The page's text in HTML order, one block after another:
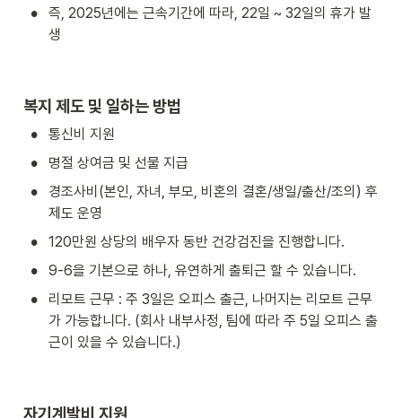
•
즉, 2025년에는 근속기간에 따라, 22일 ~ 32일의 휴가 발
생
복지 제도 및 일하는 방법
• 통신비 지원
• 명절 상여금 및 선물 지급
•
경조사비(본인, 자녀, 부모, 비혼의 결혼/생일/출산/조의) 후
제도 운영
• 120만원 상당의 배우자 동반 건강검진을 진행합니다.
• 9-6을 기본으로 하나, 유연하게 출퇴근 할 수 있습니다.
•
리모트 근무 : 주 3일은 오피스 출근, 나머지는 리모트 근무
가 가능합니다. (회사 내부사정, 팀에 따라 주 5일 오피스 출
근이 있을 수 있습니다.)
자기계발비 지원